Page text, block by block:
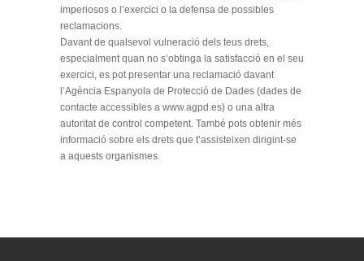
imperiosos o l’exercici o la defensa de possibles
reclamacions.
Davant de qualsevol vulneració dels teus drets,
especialment quan no s’obtinga la satisfacció en el seu
exercici, es pot presentar una reclamació davant
l’Agència Espanyola de Protecció de Dades (dades de
contacte accessibles a www.agpd.es) o una altra
autoritat de control competent. També pots obtenir més
informació sobre els drets que t’assisteixen dirigint-se
a aquests organismes.